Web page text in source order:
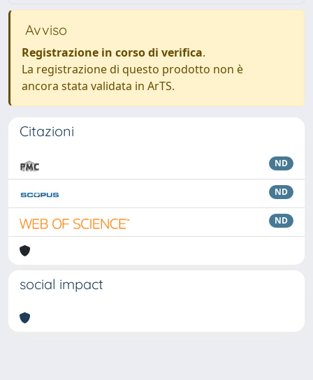
Avviso
Registrazione in corso di verifica.
La registrazione di questo prodotto non è
ancora stata validata in ArTS.
Citazioni
ND
ND
ND
social impact